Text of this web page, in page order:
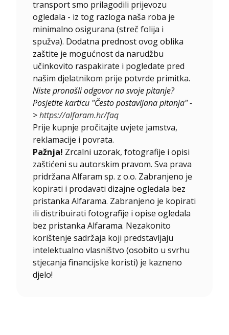
transport smo prilagodili prijevozu
ogledala - iz tog razloga naša roba je
minimalno osigurana (streč folija i
spužva). Dodatna prednost ovog oblika
zaštite je mogućnost da narudžbu
učinkovito raspakirate i pogledate pred
našim djelatnikom prije potvrde primitka.
Niste pronašli odgovor na svoje pitanje?
Posjetite karticu "Često postavljana pitanja" -
>https://alfaram.hr/faq
Prije kupnje pročitajte uvjete jamstva,
reklamacije i povrata.
Pažnja! Zrcalni uzorak, fotografije i opisi
zaštićeni su autorskim pravom. Sva prava
pridržana Alfaram sp. z o.o. Zabranjeno je
kopirati i prodavati dizajne ogledala bez
pristanka Alfarama. Zabranjeno je kopirati
ili distribuirati fotografije i opise ogledala
bez pristanka Alfarama. Nezakonito
korištenje sadržaja koji predstavljaju
intelektualno vlasništvo (osobito u svrhu
stjecanja financijske koristi) je kazneno
djelo!